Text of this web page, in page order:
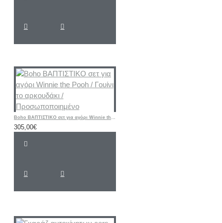
Boho ΒΑΠΤΙΣΤΙΚΟ σετ για αγόρι Winnie the Pooh / Γουίνι το αρκουδάκι / Προσωποποιημένο
305,00€